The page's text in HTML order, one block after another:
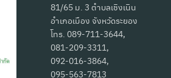
81/65 ม. 3 ตำบลเชิงเนิน
อำเภอเมือง จังหวัดระยอง
โทร. 089-711-3644,
081-209-3311,
092-016-3864,
095-563-7813